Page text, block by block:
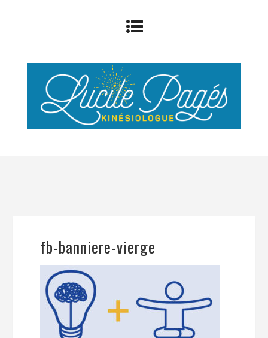
fb-banniere-vierge